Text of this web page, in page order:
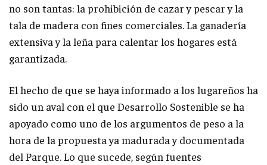
no son tantas: la prohibición de cazar y pescar y la
tala de madera con fines comerciales. La ganadería
extensiva y la leña para calentar los hogares está
garantizada.
El hecho de que se haya informado a los lugareños ha
sido un aval con el que Desarrollo Sostenible se ha
apoyado como uno de los argumentos de peso a la
hora de la propuesta ya madurada y documentada
del Parque. Lo que sucede, según fuentes